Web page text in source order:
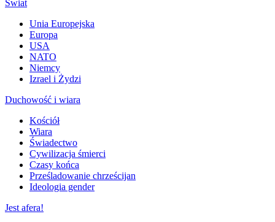
Świat
Unia Europejska
Europa
USA
NATO
Niemcy
Izrael i Żydzi
Duchowość i wiara
Kościół
Wiara
Świadectwo
Cywilizacja śmierci
Czasy końca
Prześladowanie chrześcijan
Ideologia gender
Jest afera!